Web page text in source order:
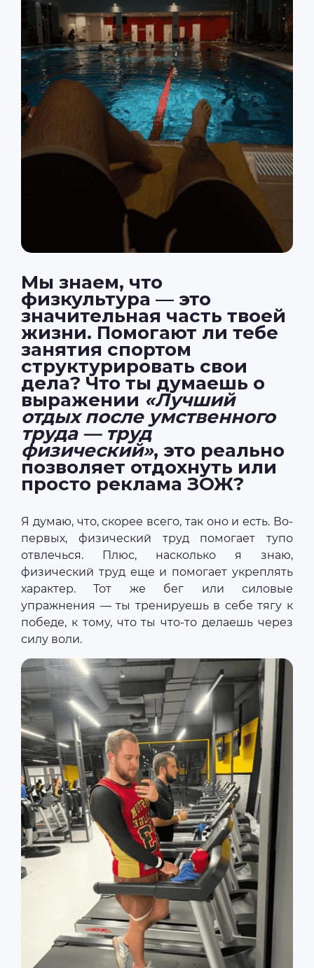
Мы знаем, что
физкультура — это
значительная часть твоей
жизни. Помогают ли тебе
занятия спортом
структурировать свои
дела? Что ты думаешь о
выражении «Лучший
отдых после умственного
труда — труд
физический», это реально
позволяет отдохнуть или
просто реклама ЗОЖ?
Я думаю, что, скорее всего, так оно и есть. Во-
первых, физический труд помогает тупо
отвлечься. Плюс, насколько я знаю,
физический труд еще и помогает укреплять
характер. Тот же бег или силовые
упражнения — ты тренируешь в себе тягу к
победе, к тому, что ты что-то делаешь через
силу воли.